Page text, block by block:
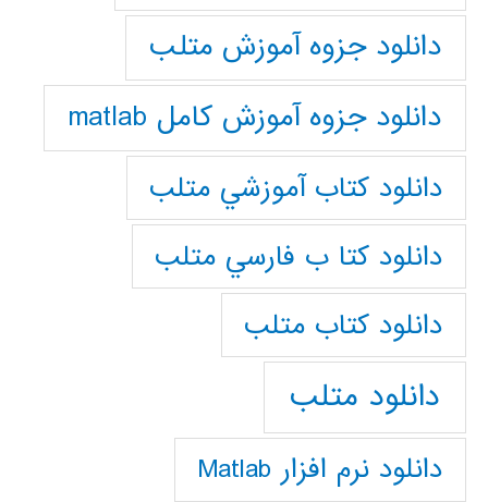
دانلود جزوه آموزش متلب
دانلود جزوه آموزش کامل matlab
دانلود كتاب آموزشي متلب
دانلود كتا ب فارسي متلب
دانلود كتاب متلب
دانلود متلب
دانلود نرم افزار Matlab